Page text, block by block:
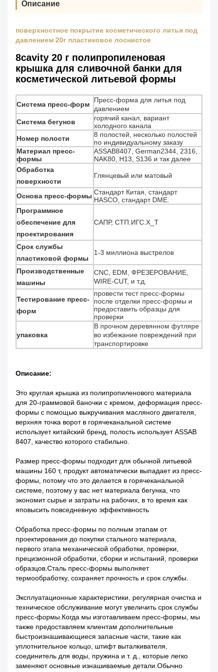
Описание
поверхностное покрытие косметического литья под
давлением 20г пластиковое лоснистое
8cavity 20 г полипропиленовая
крышка для сливочной банки для
косметической литьевой формы
Система пресс-форм
Пресс-форма для литья под
давлением
Система бегунов
горячий канал, вариант
холодного канала
Номер полости
8 полостей, несколько полостей
по индивидуальному заказу
Материал пресс-
формы
ASSAB8407, German2344, 2316,
NAK80, H13, S136 и так далее
Обработка
поверхности
Глянцевый или матовый
Основа пресс-формы Стандарт Китая, стандарт
HASCO, стандарт DME.
Программное
обеспечение для
проектирования
САПР, СТП.ИГС.Х_Т
Срок службы
пластиковой формы
1-3 миллиона выстрелов
Производственные
машины
CNC, EDM, ФРЕЗЕРОВАНИЕ,
WIRE-CUT, и т.д.
Тестирование пресс-
форм
провести тест пресс-формы
после отделки пресс-формы и
предоставить образцы для
проверки
упаковка
В прочном деревянном футляре
во избежание повреждений при
транспортировке
Описание:
Это круглая крышка из полипропиленового материала
для 20-граммовой баночки с кремом, деформация пресс-
формы с помощью выкручивания масляного двигателя,
верхняя точка ворот в горячеканальной системе
использует китайский бренд, полость использует ASSAB
8407, качество которого стабильно.
Размер пресс-формы подходит для обычной литьевой
машины 160 т, продукт автоматически выпадает из пресс-
формы, потому что это делается в горячеканальной
системе, поэтому у вас нет материала бегунка, что
экономит сырье и затраты на рабочих, в то время как
яповысить повседневную эффективность
Обработка пресс-формы по полным этапам от
проектирования до покупки стального материала,
первого этапа механической обработки, проверки,
прецизионной обработки, сборки и испытаний, проверки
образцов.Сталь пресс-формы выполняет
термообработку, сохраняет прочность и срок службы.
Эксплуатационные характеристики, регулярная очистка и
техническое обслуживание могут увеличить срок службы
пресс-формы.Когда мы изготавливаем пресс-формы, мы
также предоставляем клиентам дополнительные
быстроизнашивающиеся запасные части, такие как
уплотнительное кольцо, штифт выталкивателя,
соединитель для воды, пружина и т. д., которые легко
заменяют основные изнашиваемые детали.Обычно